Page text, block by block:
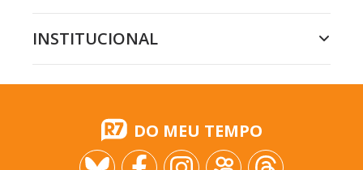
INSTITUCIONAL
DO MEU TEMPO